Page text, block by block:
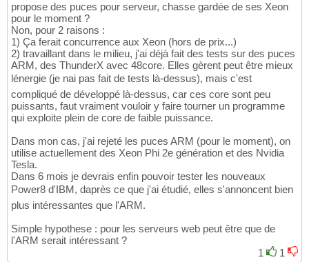
propose des puces pour serveur, chasse gardée de ses Xeon
pour le moment ?
Non, pour 2 raisons :
1) Ça ferait concurrence aux Xeon (hors de prix...)
2) travaillant dans le milieu, j'ai déjà fait des tests sur des puces
ARM, des ThunderX avec 48core. Elles gèrent peut être mieux
lénergie (je nai pas fait de tests là-dessus), mais c'est
compliqué de développé là-dessus, car ces core sont peu
puissants, faut vraiment vouloir y faire tourner un programme
qui exploite plein de core de faible puissance.
Dans mon cas, j'ai rejeté les puces ARM (pour le moment), on
utilise actuellement des Xeon Phi 2e génération et des Nvidia
Tesla.
Dans 6 mois je devrais enfin pouvoir tester les nouveaux
Power8 d'IBM, daprès ce que j'ai étudié, elles s'annoncent bien
plus intéressantes que l'ARM.
Simple hypothese : pour les serveurs web peut être que de
l'ARM serait intéressant ?
1
1